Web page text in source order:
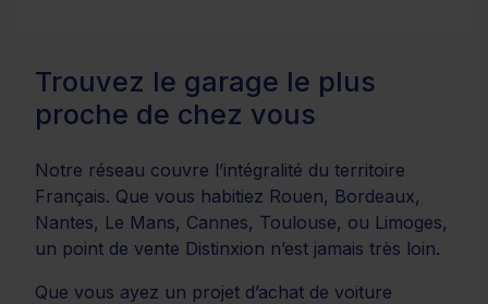
Trouvez le garage le plus
proche de chez vous
Notre réseau couvre l’intégralité du territoire
Français. Que vous habitiez Rouen, Bordeaux,
Nantes, Le Mans, Cannes, Toulouse, ou Limoges,
un point de vente Distinxion n’est jamais très loin.
Que vous ayez un projet d’achat de voiture